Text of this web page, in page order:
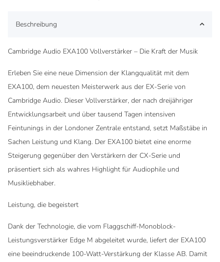
Beschreibung
Cambridge Audio EXA100 Vollverstärker – Die Kraft der Musik
Erleben Sie eine neue Dimension der Klangqualität mit dem
EXA100, dem neuesten Meisterwerk aus der EX-Serie von
Cambridge Audio. Dieser Vollverstärker, der nach dreijähriger
Entwicklungsarbeit und über tausend Tagen intensiven
Feintunings in der Londoner Zentrale entstand, setzt Maßstäbe in
Sachen Leistung und Klang. Der EXA100 bietet eine enorme
Steigerung gegenüber den Verstärkern der CX-Serie und
präsentiert sich als wahres Highlight für Audiophile und
Musikliebhaber.
Leistung, die begeistert
Dank der Technologie, die vom Flaggschiff-Monoblock-
Leistungsverstärker Edge M abgeleitet wurde, liefert der EXA100
eine beeindruckende 100-Watt-Verstärkung der Klasse AB. Damit